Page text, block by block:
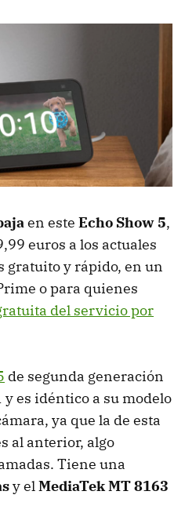
en este Echo Show 5,
euros a los actuales
gratuito y rápido, en un
o para quienes
del servicio por
de segunda generación
es idéntico a su modelo
ya que la de esta
al anterior, algo
Tiene una
y elMediaTek MT 8163